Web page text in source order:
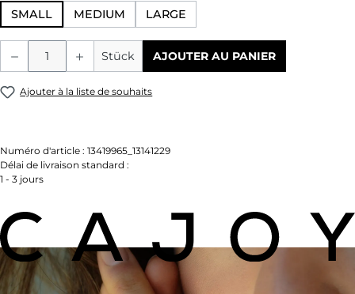
SMALL MEDIUM LARGE
Quantité de produit : Entrez la
Stück AJOUTER AU PANIER
Ajouter à la liste de souhaits
Numéro d'article : 13419965_13141229
Délai de livraison standard :
1 - 3 jours